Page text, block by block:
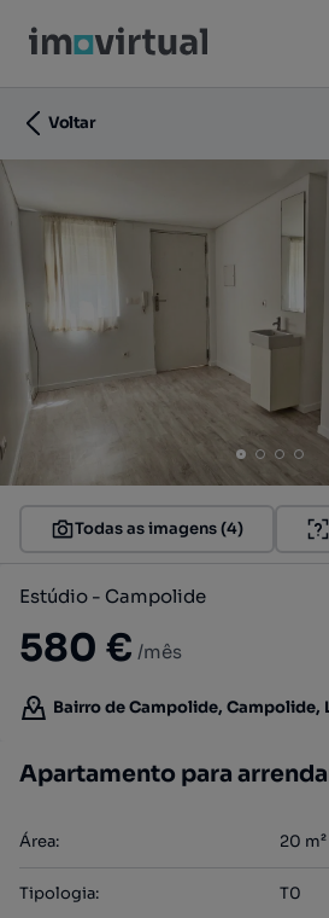
Voltar
Todas as imagens (4)
Estúdio - Campolide
580 € /mês
Bairro de Campolide, Campolide,
Apartamento para
Área: 20 m²
Tipologia: T0